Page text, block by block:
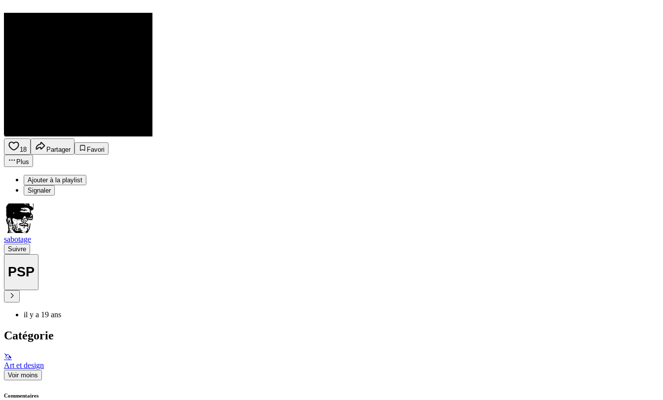
18 Partager
Favori
Plus
Ajouter à la playlist
Signaler
sabotage
Suivre
PSP
il y a 19 ans
Catégorie
🦄
Art et design
Voir moins
Commentaires